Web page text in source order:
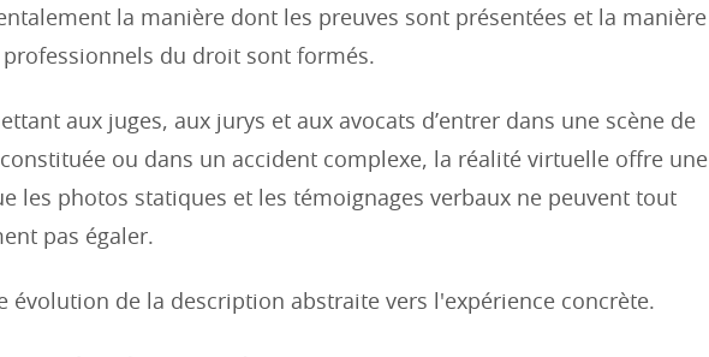
la manière dont les preuves sont présentées et la manière
du droit sont formés.
aux juges, aux jurys et aux avocats d’entrer dans une scène de
ou dans un accident complexe, la réalité virtuelle offre une
les photos statiques et les témoignages verbaux ne peuvent tout
pas égaler.
évolution de la description abstraite vers l'expérience concrète.